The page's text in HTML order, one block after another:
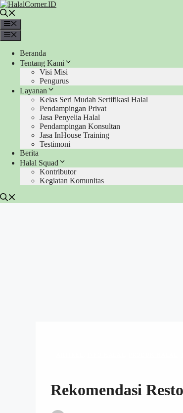
Langsung
ke
isi
Beranda
Tentang Kami
Visi Misi
Pengurus
Layanan
Kelas Seri Mudah Sertifikasi Halal
Pendampingan Privat
Jasa Penyelia Halal
Pendampingan Konsultan
Jasa InHouse Training
Testimoni
Berita
Halal Squad
Kontributor
Kegiatan Komunitas
Rekomendasi